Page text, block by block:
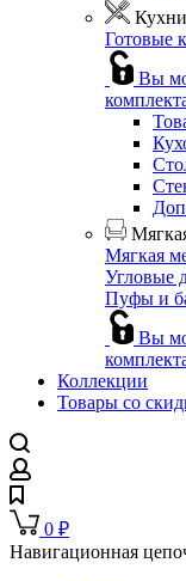
Кухни
Готовые
Вы
Мягкая
Угловые
Пуфы и
Вы
Коллекции
Товары со
0 ₽
Навигационная